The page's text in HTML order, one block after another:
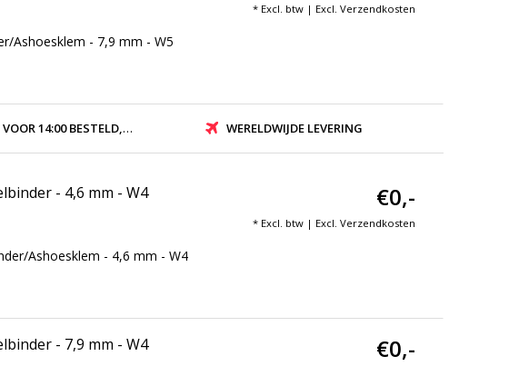
Ashoesklem - 7,9 mm - W5
* Excl. btw | Excl. Verzendkosten
ZELFDE DAG VERZONDEN WERELDWIJDE LEVERING
- 4,6 mm - W4
Ashoesklem - 4,6 mm - W4
€0,-
* Excl. btw | Excl. Verzendkosten
- 7,9 mm - W4 €0,-